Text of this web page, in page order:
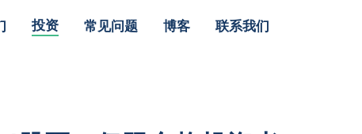
投资 常见问题 博客 联系我们